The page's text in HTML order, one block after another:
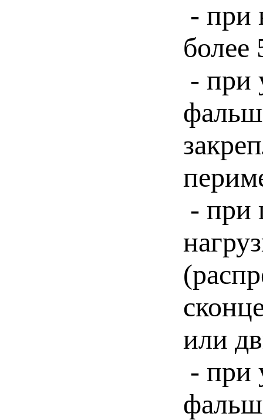
- при
- при
- при
или
- при